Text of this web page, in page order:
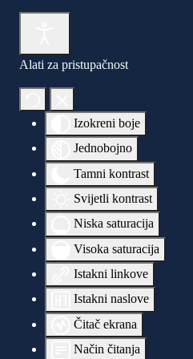
Alati za pristupačnost
Izokreni boje
Jednobojno
Tamni kontrast
Svijetli kontrast
Niska saturacija
Visoka saturacija
Istakni linkove
Istakni naslove
Čitač ekrana
Način čitanja